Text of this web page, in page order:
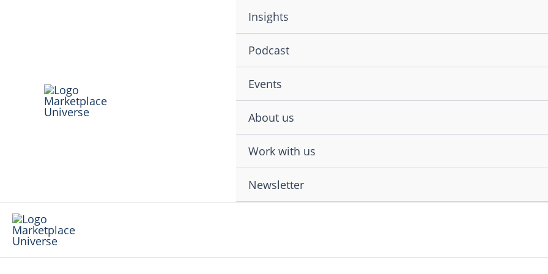
Insights
Podcast
Events
About us
Work with us
Newsletter